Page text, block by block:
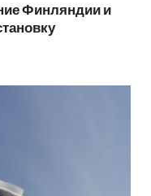
Финляндии и